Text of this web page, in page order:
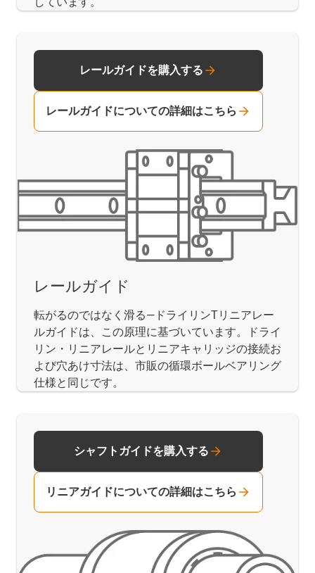
レールガイド
転がるのではなく滑る―ドライリンTリニアレー
ルガイドは、この原理に基づいています。ドライ
リン・リニアレールとリニアキャリッジの接続お
よび穴あけ寸法は、市販の循環ボールベアリング
仕様と同じです。
レールガイドを購入する
レールガイドについての詳細はこちら
シャフトガイドを購入する
リニアガイドについての詳細はこちら